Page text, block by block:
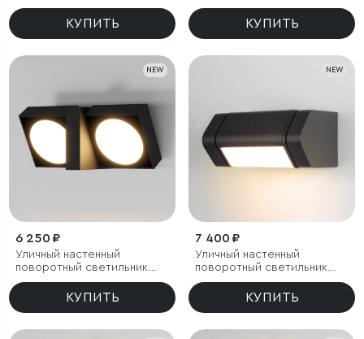
3000K IP65
КУПИТЬ
IP65
КУПИТЬ
NEW
6 250 ₽
Уличный настенный
поворотный светильник
Twin 3000K черный
КУПИТЬ
NEW
7 400 ₽
Уличный настенный
поворотный светильник
DORS 3000K черный
КУПИТЬ